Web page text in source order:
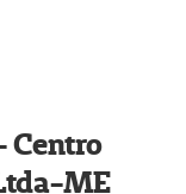
Centro
ME